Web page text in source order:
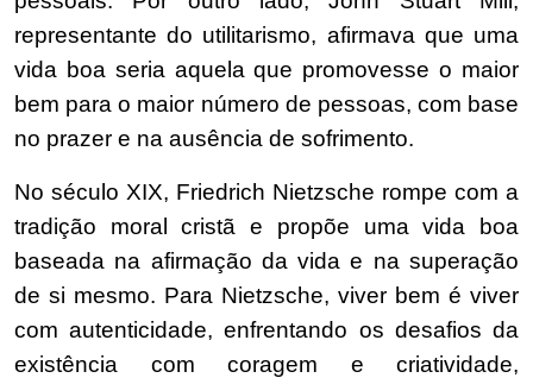
representante do utilitarismo, afirmava que uma
vida boa seria aquela que promovesse o maior
bem para o maior número de pessoas, com base
no prazer e na ausência de sofrimento.
No século XIX, Friedrich Nietzsche rompe com a
tradição moral cristã e propõe uma vida boa
baseada na afirmação da vida e na superação
de si mesmo. Para Nietzsche, viver bem é viver
com autenticidade, enfrentando os desafios da
existência com coragem e criatividade,